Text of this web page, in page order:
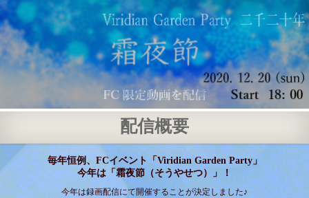
配信概要
毎年恒例、FCイベント 「Viridian Garden Party」
今年は「霜夜節（そうやせつ）」！
今年は録画配信にて開催することが決定しました♪